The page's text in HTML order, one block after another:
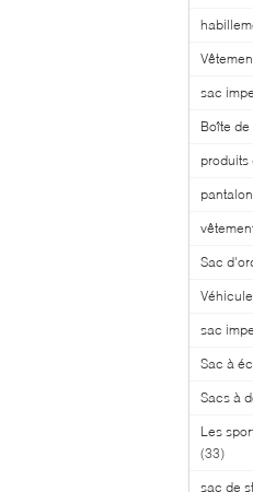
sac
Boîte
produits
Sac
sac
Sac à
Sacs à
Les
(33)
sac de